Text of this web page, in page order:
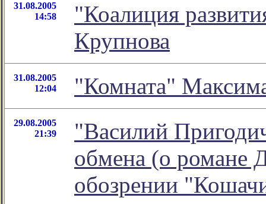
31.08.2005
14:58
"Коалиция
Крупнова
31.08.2005
12:04
"Комната"
29.08.2005
21:39
"Василий
обмена (о романе
обозрении